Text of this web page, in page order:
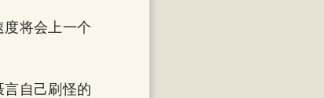
将会上一个
自己刷怪的